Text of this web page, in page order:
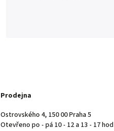
Prodejna
Ostrovského 4, 150 00 Praha 5
Otevřeno po - pá 10 - 12 a 13 - 17 hod